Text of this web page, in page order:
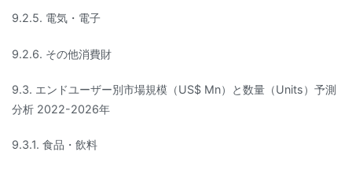
9.2.5. 電気・電子
9.2.6. その他消費財
9.3. エンドユーザー別市場規模（US$ Mn）と数量（Units）予測
分析 2022-2026年
9.3.1. 食品・飲料